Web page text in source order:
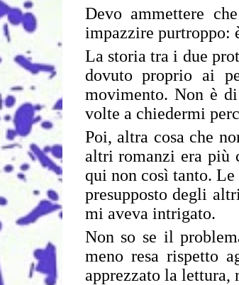
Devo ammettere
impazzire purtroppo:
La storia tra i due
dovuto proprio ai
movimento. Non è
volte a chiedermi
Poi, altra cosa che
altri romanzi era più
qui non così tanto. Le
presupposto degli
mi aveva intrigato.
Non so se il
meno resa rispetto
apprezzato la lettura,